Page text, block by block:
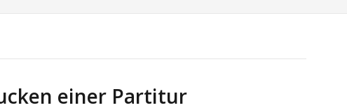
einer Partitur